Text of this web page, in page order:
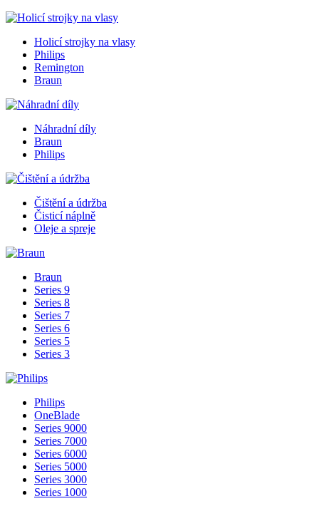
Holicí strojky na vlasy
Philips
Remington
Braun
Náhradní díly
Braun
Philips
Čištění a údržba
Čisticí náplně
Oleje a spreje
Braun
Series 9
Series 8
Series 7
Series 6
Series 5
Series 3
Philips
OneBlade
Series 9000
Series 7000
Series 6000
Series 5000
Series 3000
Series 1000